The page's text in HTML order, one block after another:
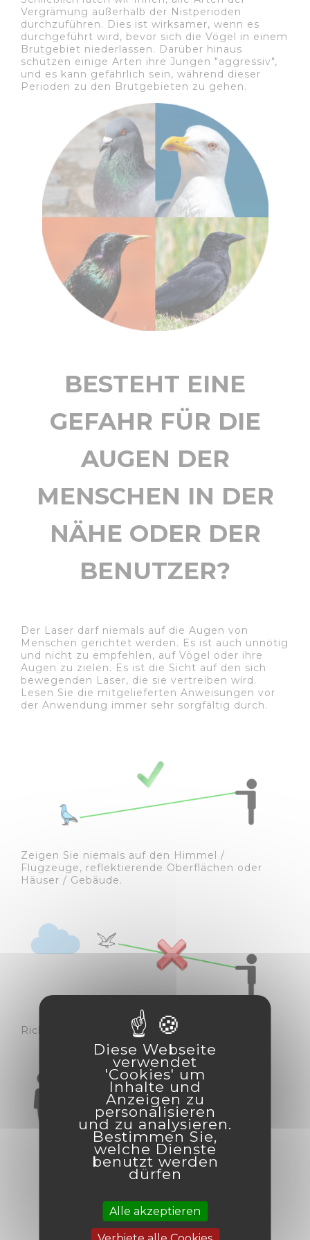
Vergrämung außerhalb der Nistperioden
durchzuführen. Dies ist wirksamer, wenn es
durchgeführt wird, bevor sich die Vögel in einem
Brutgebiet niederlassen. Darüber hinaus
schützen einige Arten ihre Jungen "aggressiv",
und es kann gefährlich sein, während dieser
Perioden zu den Brutgebieten zu gehen.
BESTEHT EINE
GEFAHR FÜR DIE
AUGEN DER
MENSCHEN IN DER
NÄHE ODER DER
BENUTZER?
Der Laser darf niemals auf die Augen von
Menschen gerichtet werden. Es ist auch unnötig
und nicht zu empfehlen, auf Vögel oder ihre
Augen zu zielen. Es ist die Sicht auf den sich
bewegenden Laser, die sie vertreiben wird.
Lesen Sie die mitgelieferten Anweisungen vor
der Anwendung immer sehr sorgfältig durch.
Zeigen Sie niemals auf den Himmel /
Flugzeuge, reflektierende Oberflächen oder
Häuser / Gebäude.
Richten Sie den Laser niemals auf Personen.
WAS IST DER
VORTEIL DIESER
Diese Webseite
verwendet
'Cookies' um
Inhalte und
Anzeigen zu
personalisieren
und zu analysieren.
Bestimmen Sie,
welche Dienste
benutzt werden
dürfen
Alle akzeptieren